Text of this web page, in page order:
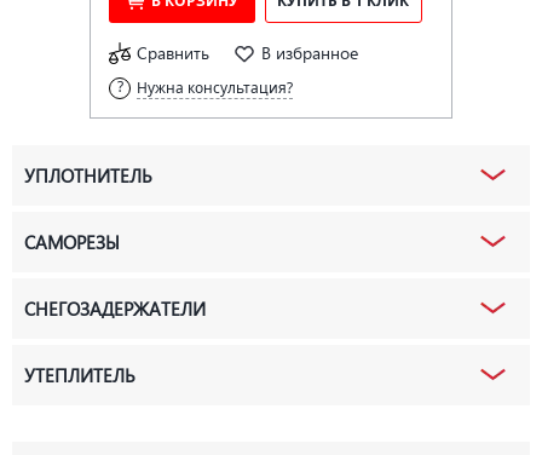
Сравнить В избранное
Нужна консультация?
УПЛОТНИТЕЛЬ
САМОРЕЗЫ
СНЕГОЗАДЕРЖАТЕЛИ
УТЕПЛИТЕЛЬ